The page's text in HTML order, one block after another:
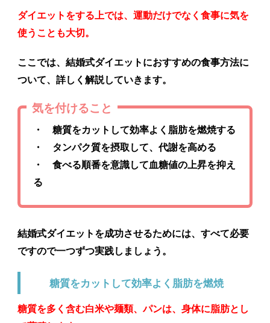
ダイエットをする上では、運動だけでなく食事に気を
使うことも大切。
ここでは、結婚式ダイエットにおすすめの食事方法に
ついて、詳しく解説していきます。
気を付けること
・ 糖質をカットして効率よく脂肪を燃焼する
・ タンパク質を摂取して、代謝を高める
・ 食べる順番を意識して血糖値の上昇を抑え
る
結婚式ダイエットを成功させるためには、すべて必要
ですので一つずつ実践しましょう。
糖質をカットして効率よく脂肪を燃焼
糖質を多く含む白米や麺類、パンは、身体に脂肪とし